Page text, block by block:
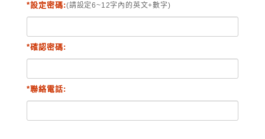
*設定密碼:(請設定6~12字內的英文+數字)
*確認密碼:
*聯絡電話: